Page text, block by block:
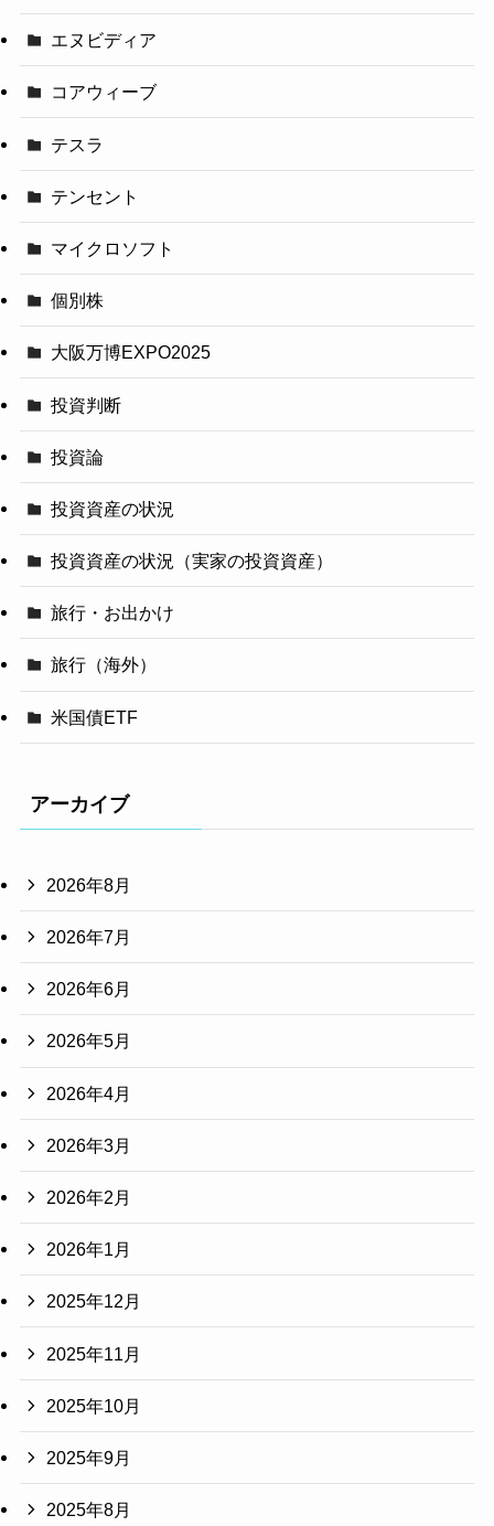
エヌビディア
コアウィーブ
テスラ
テンセント
マイクロソフト
個別株
大阪万博EXPO2025
投資判断
投資論
投資資産の状況
投資資産の状況（実家の投資資産）
旅行・お出かけ
旅行（海外）
米国債ETF
アーカイブ
2026年8月
2026年7月
2026年6月
2026年5月
2026年4月
2026年3月
2026年2月
2026年1月
2025年12月
2025年11月
2025年10月
2025年9月
2025年8月